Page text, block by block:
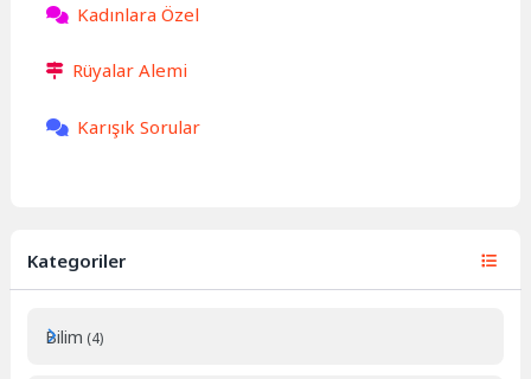
Kadınlara Özel
Rüyalar Alemi
Karışık Sorular
Kategoriler
Bilim (4)